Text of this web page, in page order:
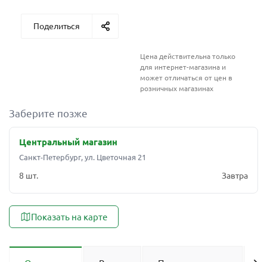
Поделиться
Цена действительна только
для интернет-магазина и
может отличаться от цен в
розничных магазинах
Заберите позже
Центральный магазин
Санкт-Петербург, ул. Цветочная 21
8 шт. Завтра
Показать на карте